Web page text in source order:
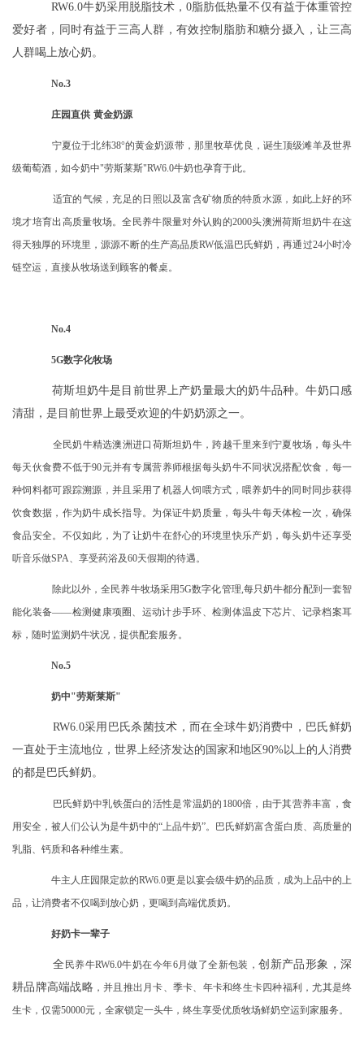
RW6.0牛奶采用脱脂技术，0脂肪低热量不仅有益于体重管控
爱好者，同时有益于三高人群，有效控制脂肪和糖分摄入，让三高
人群喝上放心奶。
No.3
庄园直供 黄金奶源
宁夏位于北纬38°的黄金奶源带，那里牧草优良，诞生顶级滩羊及世界
级葡萄酒，如今奶中"劳斯莱斯"RW6.0牛奶也孕育于此。
适宜的气候，充足的日照以及富含矿物质的特质水源，如此上好的环
境才培育出高质量牧场。全民养牛限量对外认购的2000头澳洲荷斯坦奶牛在这
得天独厚的环境里，源源不断的生产高品质RW低温巴氏鲜奶，再通过24小时冷
链空运，直接从牧场送到顾客的餐桌。
No.4
5G数字化牧场
荷斯坦奶牛是目前世界上产奶量最大的奶牛品种。牛奶口感
清甜，是目前世界上最受欢迎的牛奶奶源之一。
全民奶牛精选澳洲进口荷斯坦奶牛，跨越千里来到宁夏牧场，每头牛
每天伙食费不低于90元并有专属营养师根据每头奶牛不同状况搭配饮食，每一
种饲料都可跟踪溯源，并且采用了机器人饲喂方式，喂养奶牛的同时同步获得
饮食数据，作为奶牛成长指导。为保证牛奶质量，每头牛每天体检一次，确保
食品安全。不仅如此，为了让奶牛在舒心的环境里快乐产奶，每头奶牛还享受
听音乐做SPA、享受药浴及60天假期的待遇。
除此以外，全民养牛牧场采用5G数字化管理,每只奶牛都分配到一套智
能化装备——检测健康项圈、运动计步手环、检测体温皮下芯片、记录档案耳
标，随时监测奶牛状况，提供配套服务。
No.5
奶中"劳斯莱斯"
RW6.0采用巴氏杀菌技术，而在全球牛奶消费中，巴氏鲜奶
一直处于主流地位，世界上经济发达的国家和地区90%以上的人消费
的都是巴氏鲜奶。
巴氏鲜奶中乳铁蛋白的活性是常温奶的 1800倍，由于其营养丰富，食
用安全，被人们公认为是牛奶中的“上品牛奶”。巴氏鲜奶富含蛋白质、高质量的
乳脂、钙质和各种维生素。
牛主人庄园限定款的RW6.0更是以宴会级牛奶的品质，成为上品中的上
品，让消费者不仅喝到放心奶，更喝到高端优质奶。
好奶卡一辈子
全 民养牛RW6.0牛奶在今年6月做了全新包装，创新产品形象，深
耕品牌高端战略 ，并且推出月卡、季卡、年卡和终生卡四种福利，尤其是终
生卡，仅需50000元，全家锁定一头牛，终生享受优质牧场鲜奶空运到家服务。